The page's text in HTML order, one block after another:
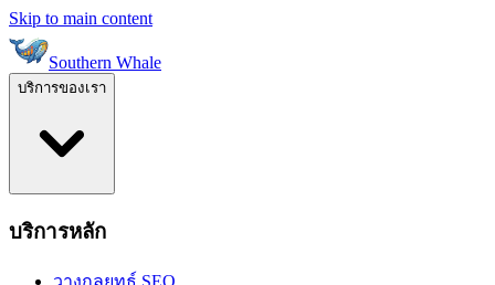
Skip to main content
Southern Whale
บริการของเรา
บริการหลัก